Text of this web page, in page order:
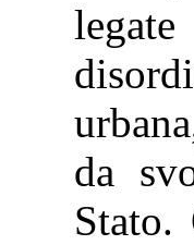
da
Stato.